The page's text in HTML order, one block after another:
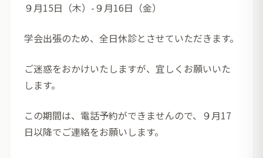
９月15日（木）-９月16日（金）
学会出張のため、全日休診とさせていただきます。
ご迷惑をおかけいたしますが、宜しくお願いいた
します。
この期間は、電話予約ができませんので、９月17
日以降でご連絡をお願いします。